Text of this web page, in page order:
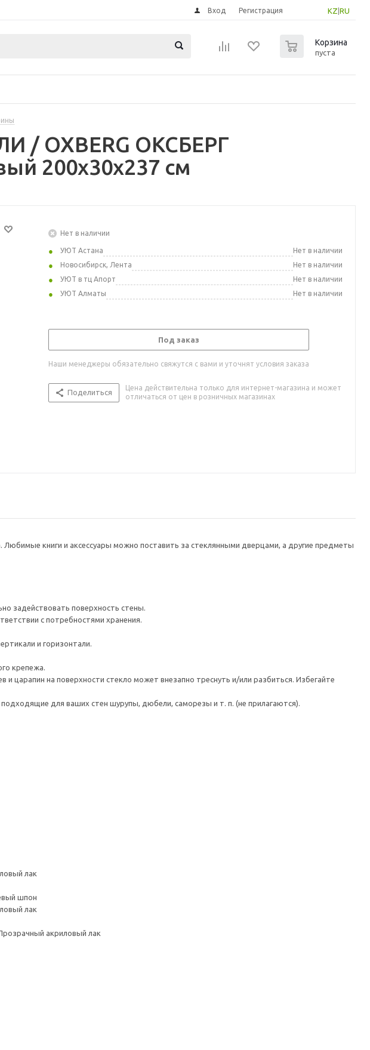
KZ RU
Вход Регистрация
Корзина
пуста
/ OXBERG ОКСБЕРГ
200x30x237 см
Нет в наличии
УЮТ Астана
Нет в наличии
Новосибирск, Лента
Нет в наличии
УЮТ в тц Апорт
Нет в наличии
УЮТ Алматы
Нет в наличии
Под заказ
Наши менеджеры обязательно свяжутся с вами и уточнят условия заказа
Поделиться
Цена действительна только для интернет-магазина и может
отличаться от цен в розничных магазинах
книги и аксессуары можно поставить за стеклянными дверцами, а другие предметы
задействовать поверхность стены.
с потребностями хранения.
и горизонтали.
крепежа.
царапин на поверхности стекло может внезапно треснуть и/или разбиться. Избегайте
для ваших стен шурупы, дюбели, саморезы и т. п. (не прилагаются).
лак
шпон
лак
акриловый лак